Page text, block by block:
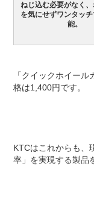
ねじ込む必要がなく
を気にせずワンタッ
能。
「クイックホイー
格は1,400円です。
KTCはこれからも、
率」を実現する製品